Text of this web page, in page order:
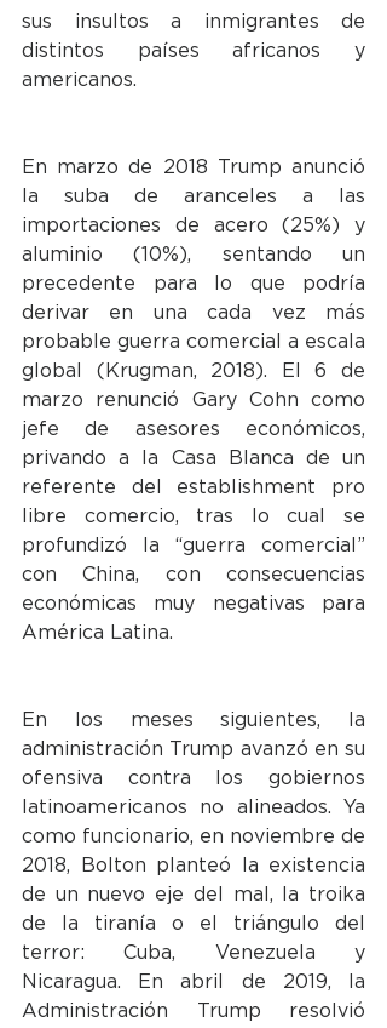
sus insultos a inmigrantes de
distintos países africanos y
americanos.
En marzo de 2018 Trump anunció
la suba de aranceles a las
importaciones de acero (25%) y
aluminio (10%), sentando un
precedente para lo que podría
derivar en una cada vez más
probable guerra comercial a escala
global (Krugman, 2018). El 6 de
marzo renunció Gary Cohn como
jefe de asesores económicos,
privando a la Casa Blanca de un
referente del establishment pro
libre comercio, tras lo cual se
profundizó la “guerra comercial”
con China, con consecuencias
económicas muy negativas para
América Latina.
En los meses siguientes, la
administración Trump avanzó en su
ofensiva contra los gobiernos
latinoamericanos no alineados. Ya
como funcionario, en noviembre de
2018, Bolton planteó la existencia
de un nuevo eje del mal, la troika
de la tiranía o el triángulo del
terror: Cuba, Venezuela y
Nicaragua. En abril de 2019, la
Administración Trump resolvió